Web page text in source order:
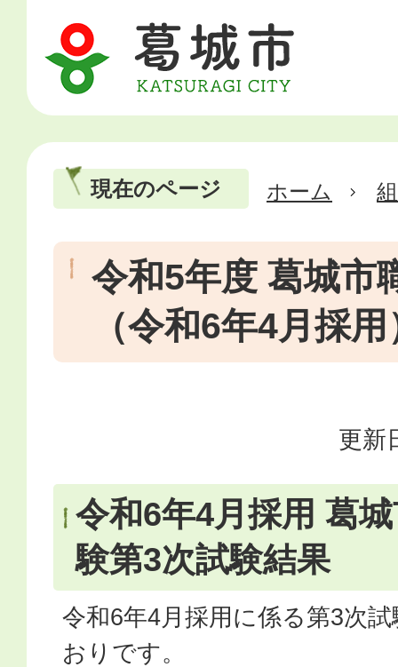
現在のページ ホーム
令和5年度 葛城市
（令和6年4月採用
更新
令和6年4月採用 葛
験第3次試験結果
令和6年4月採用に係る第3次
おりです。